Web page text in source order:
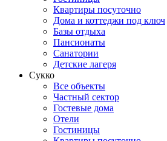
Квартиры посуточно
Дома и коттеджи под ключ
Базы отдыха
Пансионаты
Санатории
Детские лагеря
Сукко
Все объекты
Частный сектор
Гостевые дома
Отели
Гостиницы